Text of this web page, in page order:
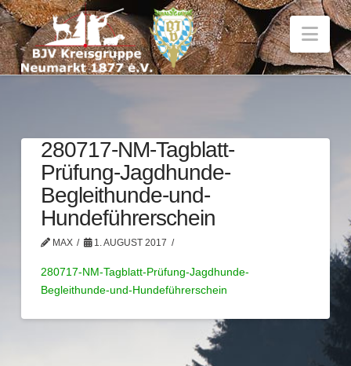
280717-NM-Tagblatt-
Prüfung-Jagdhunde-
Begleithunde-und-
Hundeführerschein
MAX 1. AUGUST 2017
280717-NM-Tagblatt-Prüfung-Jagdhunde-
Begleithunde-und-Hundeführerschein